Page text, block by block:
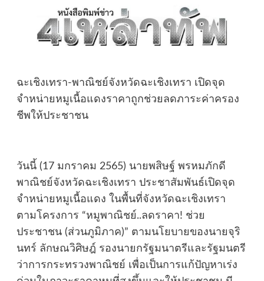
ฉะเชิงเทรา-พาณิชย์จังหวัดฉะเชิงเทรา เปิดจุด
จำหน่ายหมูเนื้อแดงราคาถูกช่วยลดภาระค่าครอง
ชีพให้ประชาชน
วันนี้ (17 มกราคม 2565) นายพสิษฐ์ พรหมภักดี
พาณิชย์จังหวัดฉะเชิงเทรา ประชาสัมพันธ์เปิดจุด
จำหน่ายหมูเนื้อแดง ในพื้นที่จังหวัดฉะเชิงเทรา
ตามโครงการ “หมูพาณิชย์..ลดราคา! ช่วย
ประชาชน (ส่วนภูมิภาค)” ตามนโยบายของนายจุริ
นทร์ ลักษณวิศิษฎ์ รองนายกรัฐมนาตรีและรัฐมนตรี
ว่าการกระทรวงพาณิชย์ เพื่อเป็นการแก้ปัญหาเร่ง